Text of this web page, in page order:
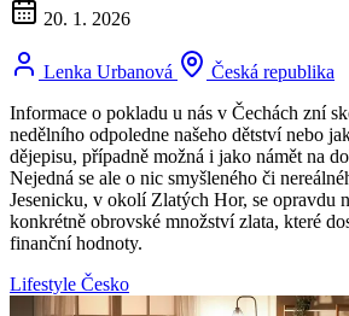
20. 1. 2026
Lenka Urbanová
Česká republika
Informace o pokladu u nás v Čechách zní
nedělního odpoledne našeho dětství nebo
dějepisu, případně možná i jako námět na
Nejedná se ale o nic smyšleného či
Jesenicku, v okolí Zlatých Hor, se opravdu
konkrétně obrovské množství zlata, které
finanční hodnoty.
Lifestyle Česko